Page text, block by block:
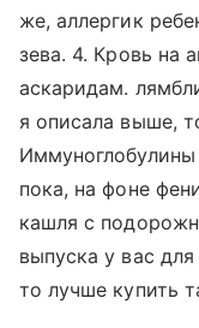
же, аллергик
зева. 4. Кровь на
аскаридам.
я описала выше,
пока, на фоне
кашля с
выпуска у вас
то лучше купить